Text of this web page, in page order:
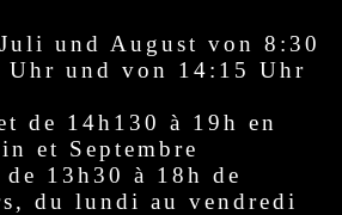
und August von 8:30
und von 14:15 Uhr
de 14h130 à 19h en
et Septembre
13h30 à 18h de
du lundi au vendredi